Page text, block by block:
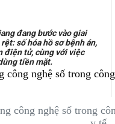
đang bước vào giai
số hóa hồ sơ bệnh án,
điện tử, cùng với việc
tiền mặt.
công nghệ số trong